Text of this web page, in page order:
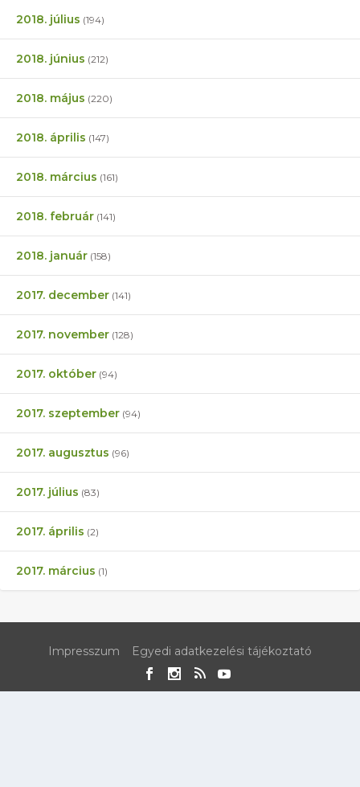
2018. július (194)
2018. június (212)
2018. május (220)
2018. április (147)
2018. március (161)
2018. február (141)
2018. január (158)
2017. december (141)
2017. november (128)
2017. október (94)
2017. szeptember (94)
2017. augusztus (96)
2017. július (83)
2017. április (2)
2017. március (1)
Impresszum Egyedi adatkezelési tájékoztató